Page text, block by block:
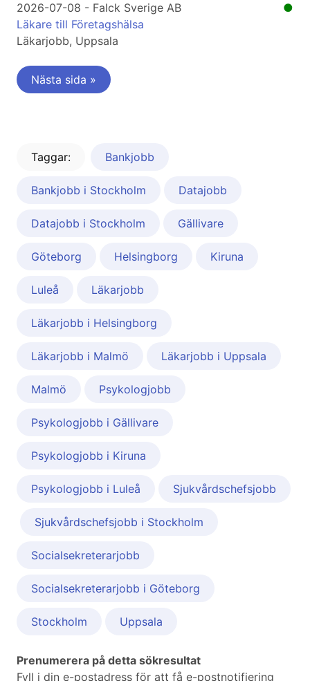
●
2026-07-08 - Falck Sverige AB
Läkare till Företagshälsa
Läkarjobb, Uppsala
Nästa sida »
Taggar: Bankjobb
Bankjobb i Stockholm Datajobb
Datajobb i Stockholm Gällivare
Göteborg Helsingborg Kiruna
Luleå Läkarjobb
Läkarjobb i Helsingborg
Läkarjobb i Malmö Läkarjobb i Uppsala
Malmö Psykologjobb
Psykologjobb i Gällivare
Psykologjobb i Kiruna
Psykologjobb i Luleå Sjukvårdschefsjobb
Sjukvårdschefsjobb i Stockholm
Socialsekreterarjobb
Socialsekreterarjobb i Göteborg
Stockholm Uppsala
Prenumerera på detta sökresultat
Fyll i din e-postadress för att få e-postnotifiering